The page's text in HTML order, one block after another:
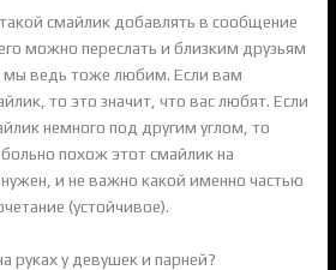
смайлик добавлять в сообщение
можно переслать и близким друзьям
мы ведь тоже любим. Если вам
то это значит, что вас любят. Если
немного под другим углом, то
похож этот смайлик на
и не важно какой именно частью
(устойчивое).
руках у девушек и парней?